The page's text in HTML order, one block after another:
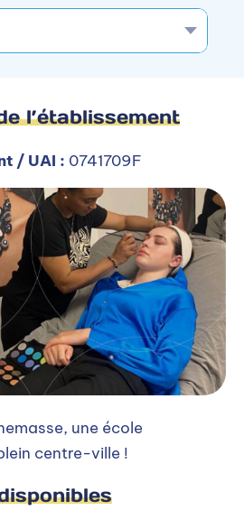
l’établissement
/ UAI : 0741709F
une école
centre-ville !